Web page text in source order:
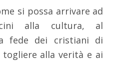
si possa arrivare ad
alla cultura, al
fede dei cristiani di
togliere alla verità e ai